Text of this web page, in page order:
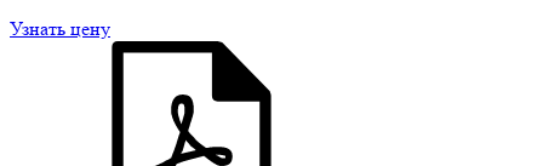
Узнать цену